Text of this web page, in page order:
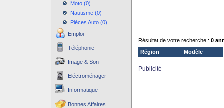
Moto (0)
Nautisme (0)
Pièces Auto (0)
Emploi
Téléphonie
Image & Son
Eléctroménager
Informatique
Bonnes Affaires
Résultat de votre recherche : 0
Région
Modèle
Publicité